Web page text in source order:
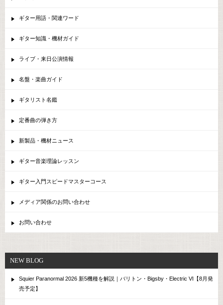
ギター用語・関連ワード
ギター知識・機材ガイド
ライブ・来日公演情報
名盤・楽曲ガイド
ギタリスト名鑑
定番曲の弾き方
新製品・機材ニュース
ギター音楽理論レッスン
ギター入門スピードマスターコース
メディア関係のお問い合わせ
お問い合わせ
NEW BLOG
Squier Paranormal 2026 新5機種を解説｜バリトン・Bigsby・Electric VI【8月発
売予定】